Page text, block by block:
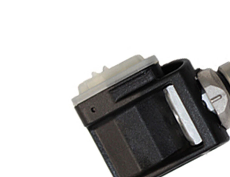
viteza maxima
permisa
250
km/h
Domeniul de
frecvenţă
433
MHz
Culoare ventil
argintiu